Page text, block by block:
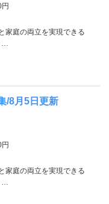
家庭の両立を実現できる
/8月5日更新
家庭の両立を実現できる